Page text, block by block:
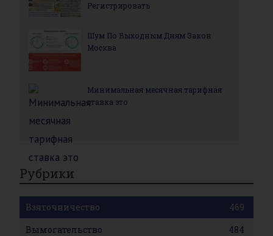
Регистрировать
Шум По Выходным Дням Закон
Москва
Минимальная месячная тарифная
ставка это
Рубрики
Взяточничество
469
Вымогательство
484